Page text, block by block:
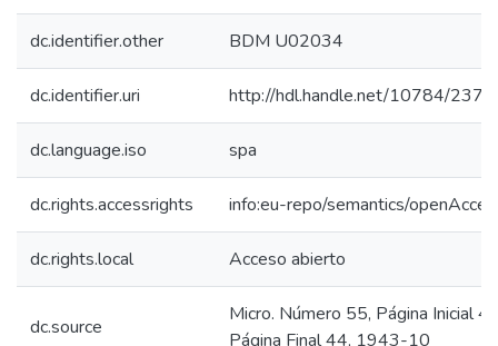
dc.identifier.other BDM U02034
dc.identifier.uri http://hdl.handle.net/10784/
dc.language.iso spa
dc.rights.accessrights info:eu-repo/semantics/
dc.rights.local Acceso abierto
dc.source
Micro. Número 55, Página Inicial
Página Final 44, 1943-10